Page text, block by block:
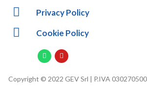
Privacy Policy
Cookie Policy
Copyright © 2022 GEV Srl | P.IVA